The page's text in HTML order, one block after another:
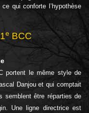
qui conforte l’hypothèse
e BCC
portent le même style de
Danjou et qui comptait
semblent être réparties de
Une ligne directrice est